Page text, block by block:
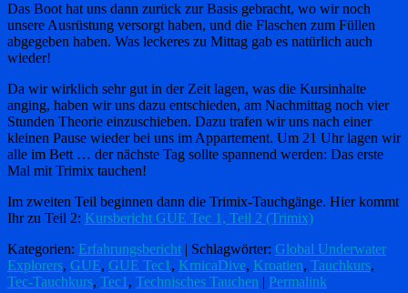
Das Boot hat uns dann zurück zur Basis gebracht, wo wir noch
unsere Ausrüstung versorgt haben, und die Flaschen zum Füllen
abgegeben haben. Was leckeres zu Mittag gab es natürlich auch
wieder!
Da wir wirklich sehr gut in der Zeit lagen, was die Kursinhalte
anging, haben wir uns dazu entschieden, am Nachmittag noch vier
Stunden Theorie einzuschieben. Dazu trafen wir uns nach einer
kleinen Pause wieder bei uns im Appartement. Um 21 Uhr lagen wir
alle im Bett … der nächste Tag sollte spannend werden: Das erste
Mal mit Trimix tauchen!
Im zweiten Teil beginnen dann die Trimix-Tauchgänge. Hier kommt
Ihr zu Teil 2: Kursbericht GUE Tec 1, Teil 2 (Trimix)
Kategorien: Erfahrungsbericht | Schlagwörter: Global Underwater
Explorers, GUE, GUE Tec1 , KrnicaDive, Kroatien, Tauchkurs,
Tec-Tauchkurs, Tec1 , Technisches Tauchen | Permalink